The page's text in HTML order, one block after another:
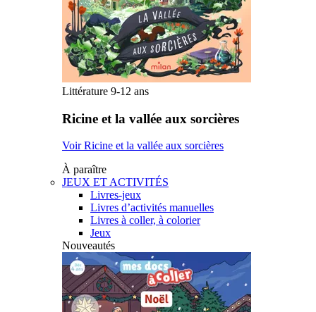
Littérature 9-12 ans
Ricine et la vallée aux sorcières
Voir Ricine et la vallée aux sorcières
À paraître
JEUX ET ACTIVITÉS
Livres-jeux
Livres d’activités manuelles
Livres à coller, à colorier
Jeux
Nouveautés